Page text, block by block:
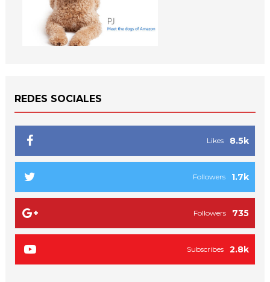
REDES SOCIALES
8.5k
Likes
1.7k
Followers
735
Followers
2.8k
Subscribes